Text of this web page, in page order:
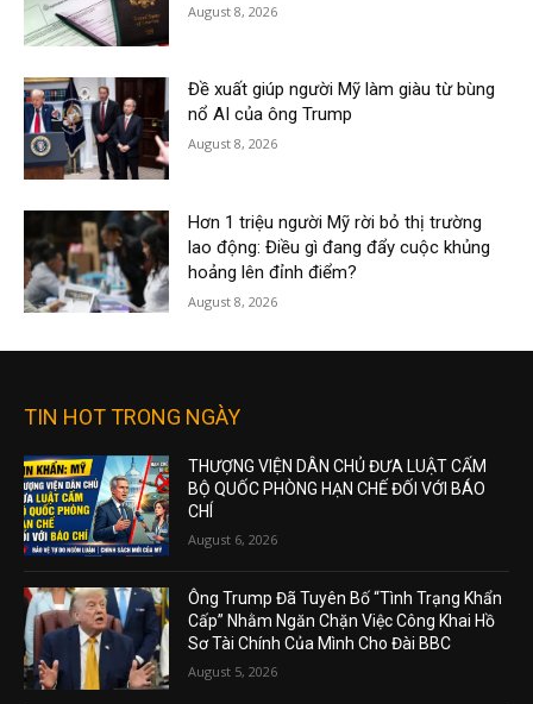
August 8, 2026
Đề xuất giúp người Mỹ làm giàu từ bùng
nổ AI của ông Trump
August 8, 2026
Hơn 1 triệu người Mỹ rời bỏ thị trường
lao động: Điều gì đang đẩy cuộc khủng
hoảng lên đỉnh điểm?
August 8, 2026
TIN HOT TRONG NGÀY
THƯỢNG VIỆN DÂN CHỦ ĐƯA LUẬT CẤM
BỘ QUỐC PHÒNG HẠN CHẾ ĐỐI VỚI BÁO
CHÍ
August 6, 2026
Ông Trump Đã Tuyên Bố “Tình Trạng Khẩn
Cấp” Nhằm Ngăn Chặn Việc Công Khai Hồ
Sơ Tài Chính Của Mình Cho Đài BBC
August 5, 2026